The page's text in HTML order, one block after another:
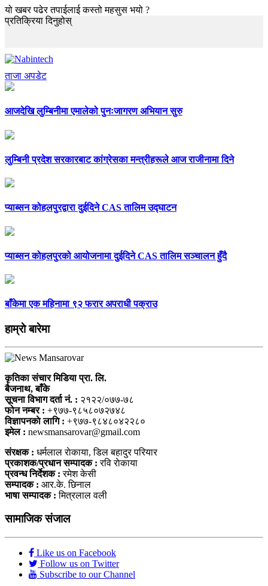
यो खबर पढेर तपाईलाई कस्तो महसुस भयो ?
प्रतिक्रिया दिनुहोस्
ताजा अपडेट
आजदेखि लुम्बिनीमा एमालेको पुनःजागरण अभियान सुरु
लुम्बिनी प्रदेश सरकारबाट कांग्रेसका मन्त्रीहरूले आज राजीनामा दिने
प्याब्सन कोहलपुरद्वारा दुईदिने CAS तालिम उद्घाटन
प्याब्सन कोहलपुरको आयोजनामा दुईदिने CAS तालिम सञ्चालन हुँदै
बाँकेमा एक महिनामा ९२ फरार अपराधी पक्राउ
हाम्राे बारेमा
कृतिका संचार मिडिया प्रा. लि.
बैजनाथ, बाँके
सूचना विभाग दर्ता नं. : २१२२/०७७-७८
फोन नम्बर : +९७७-९८५८०७२७४८
विज्ञापनकाे लागि : +९७७-९८४८०४२२८०
इमेल : newsmansarovar@gmail.com
संरक्षक : धर्मलाल राेकाया, डिल बहादुर परियार
प्रकाशक/प्रधान सम्पादक : रवि राेकाया
प्रवन्ध निर्देशक : रमेश केसी
सम्पादक : आर.के. छिनाल
भाषा सम्पादक : मित्रलाल वली
सामाजिक संजाल
Like us on Facebook
Follow us on Twitter
Subscribe to our Channel